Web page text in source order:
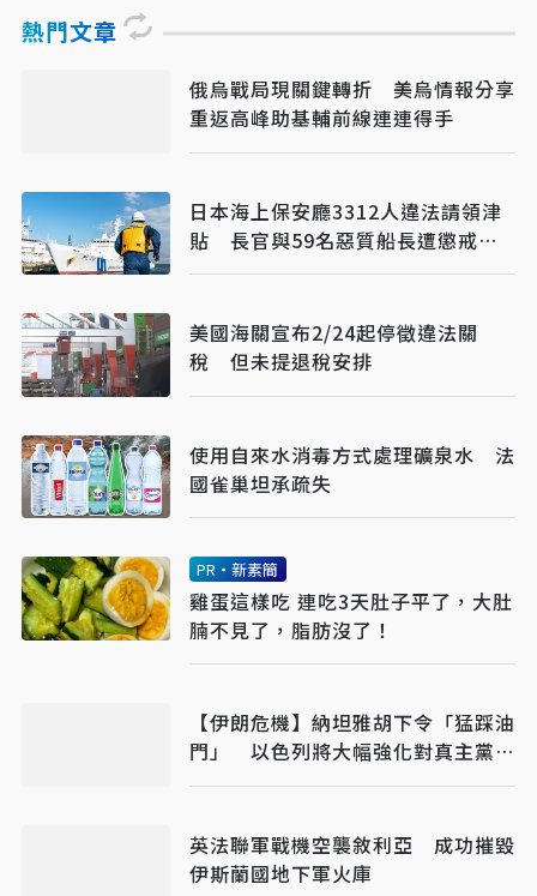
熱門文章
俄烏戰局現關鍵轉折 美烏情報分享
重返高峰助基輔前線連連得手
日本海上保安廳3312人違法請領津
貼 長官與59名惡質船長遭懲戒處
分
美國海關宣布2/24起停徵違法關
稅 但未提退稅安排
使用自來水消毒方式處理礦泉水 法
國雀巢坦承疏失
PR・新素簡
雞蛋這樣吃 連吃3天肚子平了，大肚
腩不見了，脂肪沒了！
【伊朗危機】納坦雅胡下令「猛踩油
門」 以色列將大幅強化對真主黨攻
擊
英法聯軍戰機空襲敘利亞 成功摧毀
伊斯蘭國地下軍火庫